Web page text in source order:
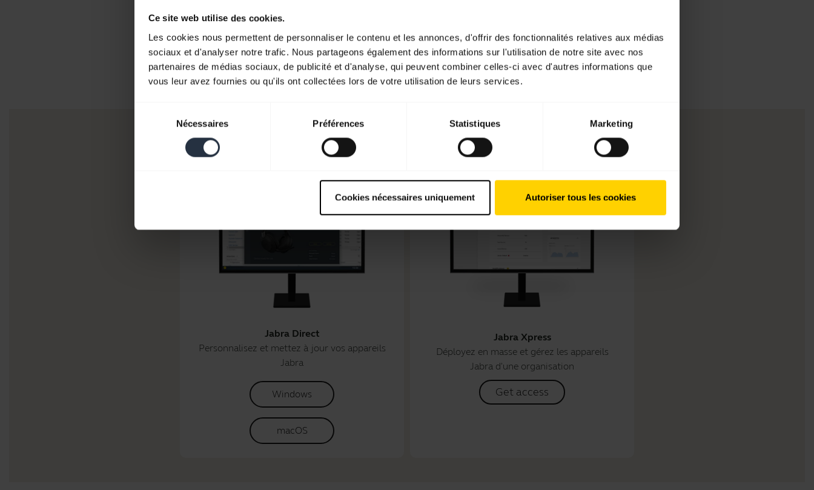
Ce site web utilise des cookies.
Les cookies nous permettent de personnaliser le contenu et les annonces, d'offrir des fonctionnalités relatives aux médias
sociaux et d'analyser notre trafic. Nous partageons également des informations sur l'utilisation de notre site avec nos
partenaires de médias sociaux, de publicité et d'analyse, qui peuvent combiner celles-ci avec d'autres informations que
vous leur avez fournies ou qu'ils ont collectées lors de votre utilisation de leurs services.
consentement
Nécessaires Préférences Statistiques Marketing
Cookies nécessaires uniquement Autoriser tous les cookies
Retrouvez tous les documents du produit
Logiciels et applis
Jabra Direct
Personnalisez et mettez à jour vos appareils
Jabra
Windows
macOS
Jabra Xpress
Déployez en masse et gérez les appareils
Jabra d'une organisation
Get access